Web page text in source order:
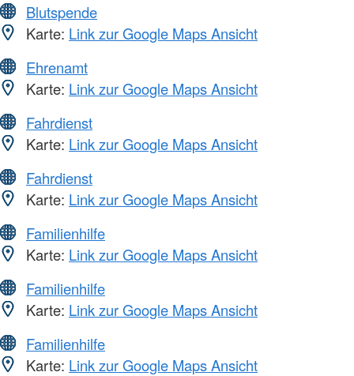
Blutspende
Karte: Link zur Google Maps Ansicht
Ehrenamt
Karte: Link zur Google Maps Ansicht
Fahrdienst
Karte: Link zur Google Maps Ansicht
Fahrdienst
Karte: Link zur Google Maps Ansicht
Familienhilfe
Karte: Link zur Google Maps Ansicht
Familienhilfe
Karte: Link zur Google Maps Ansicht
Familienhilfe
Karte: Link zur Google Maps Ansicht